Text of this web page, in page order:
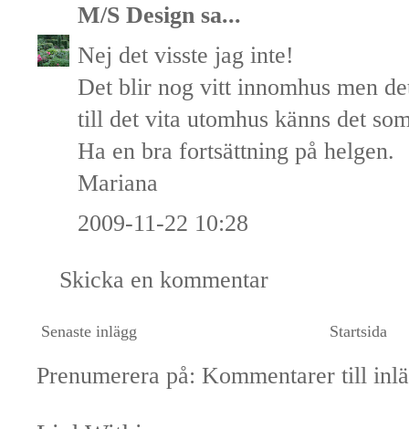
M/S Design sa...
Nej det visste jag inte!
Det blir nog vitt innomhus men
till det vita utomhus känns det
Ha en bra fortsättning på helgen.
Mariana
2009-11-22 10:28
Skicka en kommentar
Senaste inlägg Startsida
Prenumerera på: Kommentarer till